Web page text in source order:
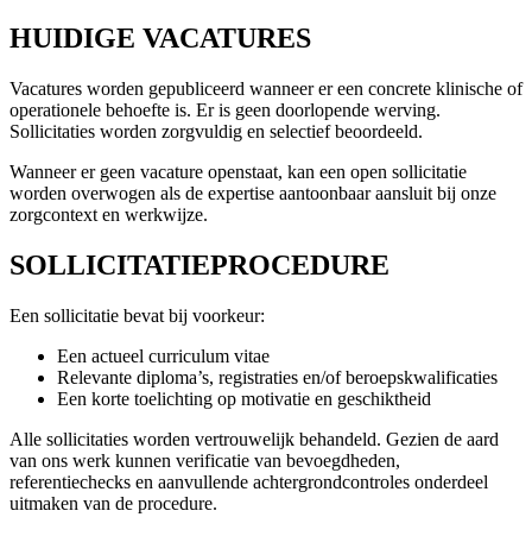
HUIDIGE VACATURES
Vacatures worden gepubliceerd wanneer er een concrete klinische of
operationele behoefte is. Er is geen doorlopende werving.
Sollicitaties worden zorgvuldig en selectief beoordeeld.
Wanneer er geen vacature openstaat, kan een open sollicitatie
worden overwogen als de expertise aantoonbaar aansluit bij onze
zorgcontext en werkwijze.
SOLLICITATIEPROCEDURE
Een sollicitatie bevat bij voorkeur:
Een actueel curriculum vitae
Relevante diploma’s, registraties en/of beroepskwalificaties
Een korte toelichting op motivatie en geschiktheid
Alle sollicitaties worden vertrouwelijk behandeld. Gezien de aard
van ons werk kunnen verificatie van bevoegdheden,
referentiechecks en aanvullende achtergrondcontroles onderdeel
uitmaken van de procedure.